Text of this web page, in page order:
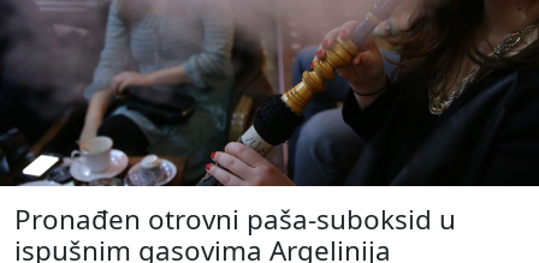
Pronađen otrovni paša-suboksid u
ispušnim gasovima Argelinija